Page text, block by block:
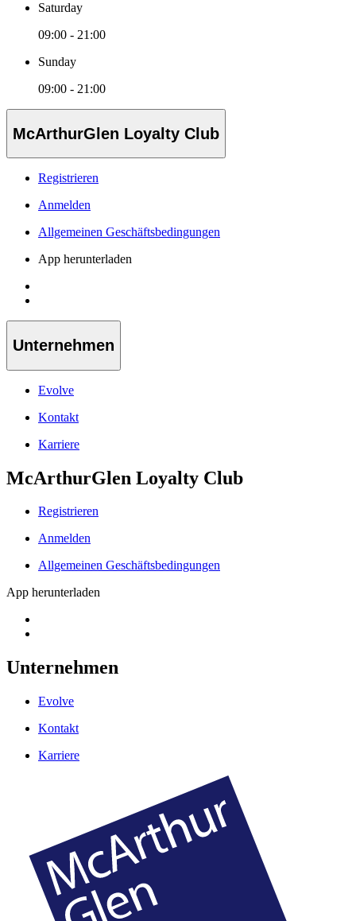
Saturday
09:00 - 21:00
Sunday
09:00 - 21:00
McArthurGlen Loyalty Club
Registrieren
Anmelden
Allgemeinen Geschäftsbedingungen
App herunterladen
Unternehmen
Evolve
Kontakt
Karriere
McArthurGlen Loyalty Club
Registrieren
Anmelden
Allgemeinen Geschäftsbedingungen
App herunterladen
Unternehmen
Evolve
Kontakt
Karriere